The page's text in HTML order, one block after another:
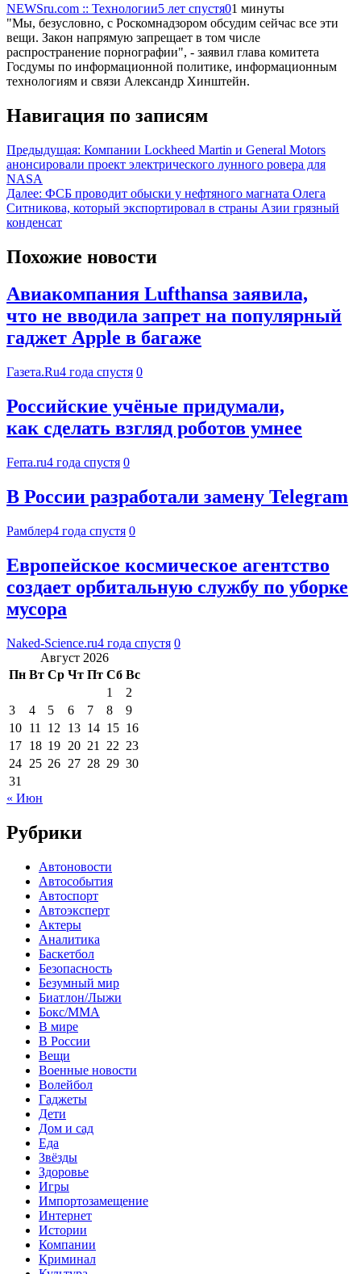
NEWSru.com :: Технологии5 лет спустя01 минуты
"Мы, безусловно, с Роскомнадзором обсудим сейчас все эти
вещи. Закон напрямую запрещает в том числе
распространение порнографии", - заявил глава комитета
Госдумы по информационной политике, информационным
технологиям и связи Александр Хинштейн.
Навигация по записям
Предыдущая: Компании Lockheed Martin и General Motors
анонсировали проект электрического лунного ровера для
NASA
Далее: ФСБ проводит обыски у нефтяного магната Олега
Ситникова, который экспортировал в страны Азии грязный
конденсат
Похожие новости
Авиакомпания Lufthansa заявила,
что не вводила запрет на популярный
гаджет Apple в багаже
Газета.Ru4 года спустя 0
Российские учёные придумали,
как сделать взгляд роботов умнее
Ferra.ru4 года спустя 0
В России разработали замену Telegram
Рамблер4 года спустя 0
Европейское космическое агентство
создает орбитальную службу по уборке
мусора
Naked-Science.ru4 года спустя 0
Август 2026
Пн Вт Ср Чт Пт Сб Вс
1
2
3
4 5 6 7 8
9
10 11 12 13 14 15 16
17 18 19 20 21 22 23
24 25 26 27 28 29 30
31
« Июн
Рубрики
Автоновости
Автособытия
Автоспорт
Автоэксперт
Актеры
Аналитика
Баскетбол
Безопасность
Безумный мир
Биатлон/Лыжи
Бокс/MMA
В мире
В России
Вещи
Военные новости
Волейбол
Гаджеты
Дети
Дом и сад
Еда
Звёзды
Здоровье
Игры
Импортозамещение
Интернет
Истории
Компании
Криминал